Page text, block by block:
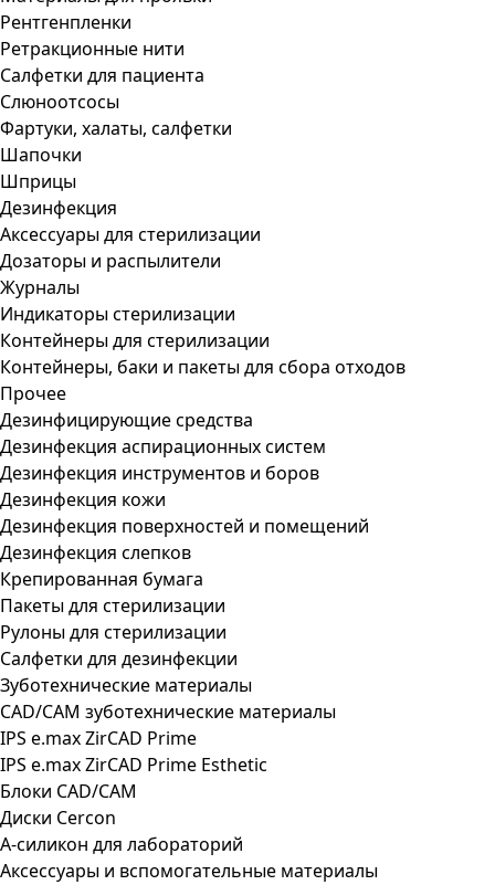
Рентгенпленки
Ретракционные нити
Салфетки для пациента
Слюноотсосы
Фартуки, халаты, салфетки
Шапочки
Шприцы
Дезинфекция
Аксессуары для стерилизации
Дозаторы и распылители
Журналы
Индикаторы стерилизации
Контейнеры для стерилизации
Контейнеры, баки и пакеты для сбора отходов
Прочее
Дезинфицирующие средства
Дезинфекция аспирационных систем
Дезинфекция инструментов и боров
Дезинфекция кожи
Дезинфекция поверхностей и помещений
Дезинфекция слепков
Крепированная бумага
Пакеты для стерилизации
Рулоны для стерилизации
Салфетки для дезинфекции
Зуботехнические материалы
CAD/CAM зуботехнические материалы
IPS e.max ZirCAD Prime
IPS e.max ZirCAD Prime Esthetic
Блоки CAD/CAM
Диски Cercon
А-силикон для лабораторий
Аксессуары и вспомогательные материалы